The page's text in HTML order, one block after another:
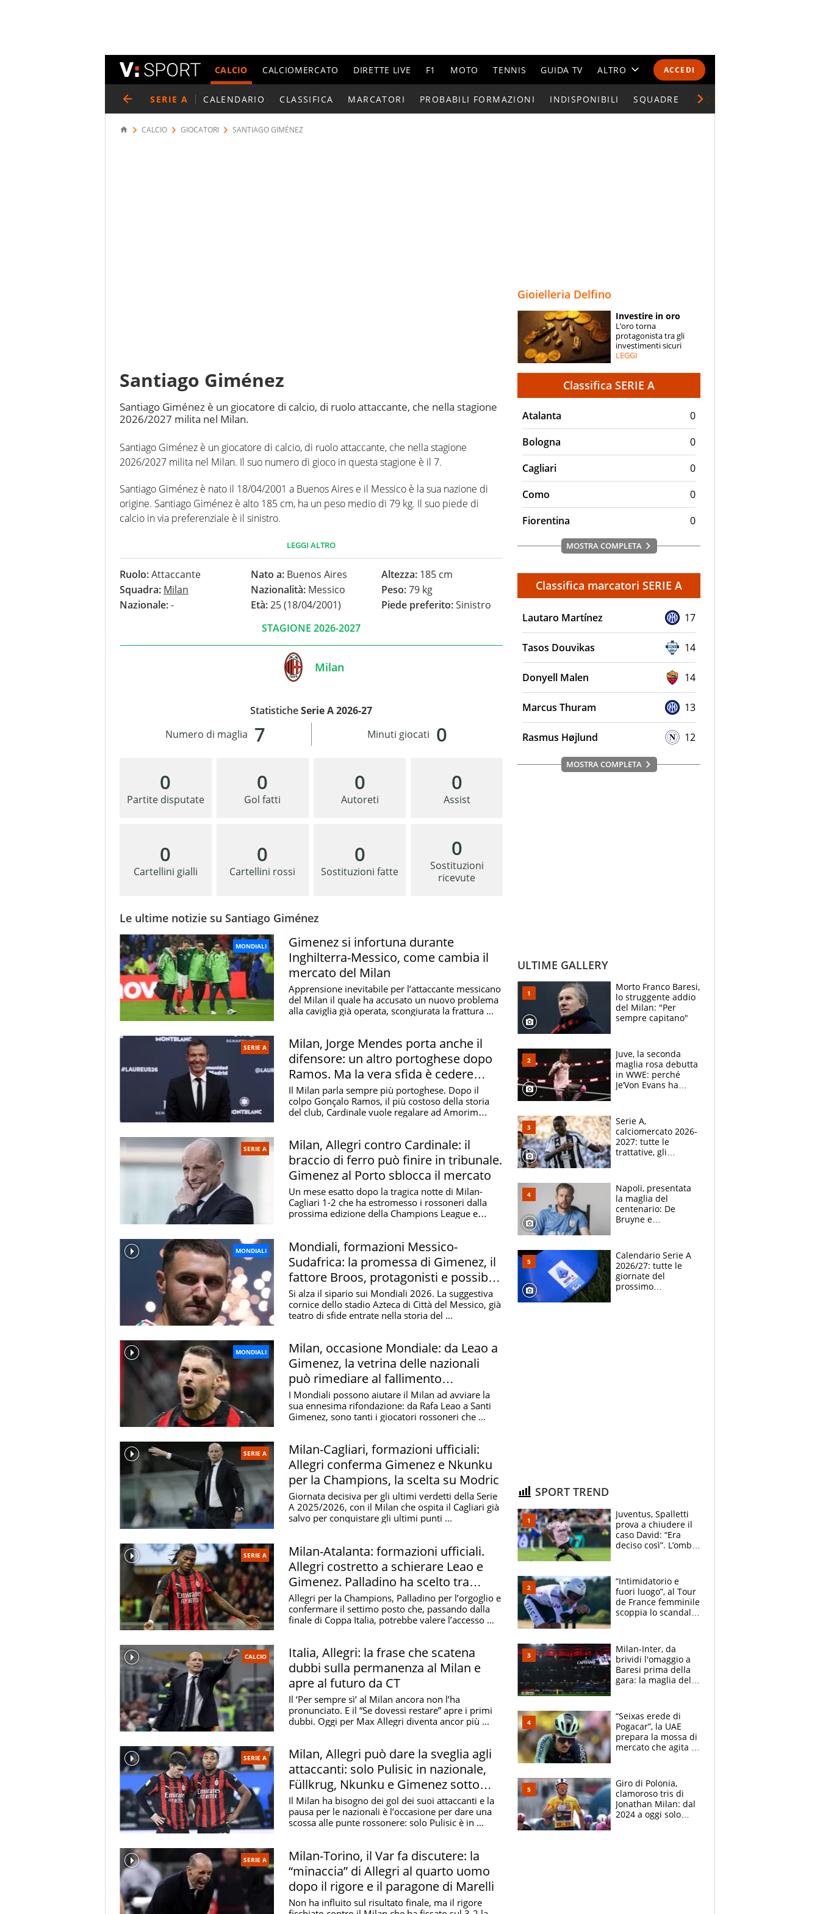
ACCEDI
CALCIO CALCIOMERCATO DIRETTE LIVE F1 MOTO TENNIS GUIDA TV ALTRO
CALENDARI E CLASSIFICHE
ESPERTI
CONTATTI
SERIE A CALENDARIO CLASSIFICA MARCATORI PROBABILI FORMAZIONI INDISPONIBILI SQUADRE GIOCATORI SERIE A
CALCIO GIOCATORI SANTIAGO GIMÉNEZ
Santiago Giménez
Santiago Giménez è un giocatore di calcio, di ruolo attaccante, che nella stagione
2026/2027 milita nel Milan.
Santiago Giménez è un giocatore di calcio, di ruolo attaccante, che nella stagione
2026/2027 milita nel Milan. Il suo numero di gioco in questa stagione è il 7.
Santiago Giménez è nato il 18/04/2001 a Buenos Aires e il Messico è la sua nazione di
origine. Santiago Giménez è alto 185 cm, ha un peso medio di 79 kg. Il suo piede di
calcio in via preferenziale è il sinistro.
In questa stagione ha disputato nel campionato Serie A 0 partite e non ha segnato
nessun gol.
LEGGI ALTRO
Ruolo:Attaccante
Squadra: Milan
Nazionale:-
Nato a:Buenos Aires
Nazionalità:Messico
Età:25 (18/04/2001)
Altezza: 185 cm
Peso:79 kg
Piede preferito:Sinistro
STAGIONE 2026-2027
Milan
StatisticheSerie A 2026-27
7
Numero di maglia 0
Minuti giocati
0
Partite disputate
0
Gol fatti
0
Autoreti
0
Assist
0
Cartellini gialli
0
Cartellini rossi
0
Sostituzioni fatte
0
Sostituzioni
ricevute
Le ultime notizie su Santiago Giménez
MONDIALI
Gimenez si infortuna durante
Inghilterra-Messico, come cambia il
mercato del Milan
Apprensione inevitabile per l’attaccante messicano
del Milan il quale ha accusato un nuovo problema
alla caviglia già operata, scongiurata la frattura ...
SERIE A
Milan, Jorge Mendes porta anche il
difensore: un altro portoghese dopo
Ramos. Ma la vera sfida è cedere
Gimenez e Leao
Il Milan parla sempre più portoghese. Dopo il
colpo Gonçalo Ramos, il più costoso della storia
del club, Cardinale vuole regalare ad Amorim
SERIE A
Milan, Allegri contro Cardinale: il
braccio di ferro può finire in tribunale.
Gimenez al Porto sblocca il mercato
Un mese esatto dopo la tragica notte di Milan-
Cagliari 1-2 che ha estromesso i rossoneri dalla
prossima edizione della Champions League e
MONDIALI
Mondiali, formazioni Messico-
Sudafrica: la promessa di Gimenez, il
fattore Broos, protagonisti e possibili
sorprese
Si alza il sipario sui Mondiali 2026. La suggestiva
cornice dello stadio Azteca di Città del Messico, già
teatro di sfide entrate nella storia del ...
MONDIALI
Milan, occasione Mondiale: da Leao a
Gimenez, la vetrina delle nazionali
può rimediare al fallimento
Champions
I Mondiali possono aiutare il Milan ad avviare la
sua ennesima rifondazione: da Rafa Leao a Santi
Gimenez, sono tanti i giocatori rossoneri che ...
SERIE A
Milan-Cagliari, formazioni ufficiali:
Allegri conferma Gimenez e Nkunku
per la Champions, la scelta su Modric
Giornata decisiva per gli ultimi verdetti della Serie
A 2025/2026, con il Milan che ospita il Cagliari già
salvo per conquistare gli ultimi punti ...
SERIE A
Milan-Atalanta: formazioni ufficiali.
Allegri costretto a schierare Leao e
Gimenez. Palladino ha scelto tra
Krstovic e Scamacca
Allegri per la Champions, Palladino per l’orgoglio e
confermare il settimo posto che, passando dalla
finale di Coppa Italia, potrebbe valere l’accesso ...
CALCIO
Italia, Allegri: la frase che scatena
dubbi sulla permanenza al Milan e
apre al futuro da CT
Il ‘Per sempre sì’ al Milan ancora non l’ha
pronunciato. E il “Se dovessi restare” apre i primi
dubbi. Oggi per Max Allegri diventa ancor più ...
SERIE A
Milan, Allegri può dare la sveglia agli
attaccanti: solo Pulisic in nazionale,
Füllkrug, Nkunku e Gimenez sotto
esame
Il Milan ha bisogno dei gol dei suoi attaccanti e la
pausa per le nazionali è l’occasione per dare una
scossa alle punte rossonere: solo Pulisic è in ...
SERIE A
Milan-Torino, il Var fa discutere: la
“minaccia” di Allegri al quarto uomo
dopo il rigore e il paragone di Marelli
Non ha influito sul risultato finale, ma il rigore
Gioielleria Delfino
Investire in oro
L’oro torna
protagonista tra gli
investimenti sicuri
LEGGI
Classifica SERIE A
Atalanta
0
Bologna
0
Cagliari
0
Como
0
Fiorentina
0
MOSTRA COMPLETA
Classifica marcatori SERIE A
Lautaro Martínez 17
Tasos Douvikas 14
Donyell Malen 14
Marcus Thuram 13
Rasmus Højlund 12
MOSTRA COMPLETA
ULTIME GALLERY
Morto Franco Baresi,
lo struggente addio
del Milan: "Per
sempre capitano"
Juve, la seconda
maglia rosa debutta
in WWE: perché
Je’Von Evans ha
Serie A,
calciomercato 2026-
2027: tutte le
trattative, gli
colpi delle big
Napoli, presentata
la maglia del
centenario: De
Bruyne e
nuova divisa home
2026-2027
Calendario Serie A
2026/27: tutte le
giornate del
prossimo
SPORT TREND
Juventus, Spalletti
prova a chiudere il
caso David: “Era
deciso così”. L’ombra
“Intimidatorio e
fuori luogo”, al Tour
de France femminile
scoppia lo scandalo:
atlete
Milan-Inter, da
brividi l'omaggio a
Baresi prima della
gara: la maglia del
“Seixas erede di
Pogacar”, la UAE
prepara la mossa di
mercato che agita la
a Burgos
Giro di Polonia,
clamoroso tris di
Jonathan Milan: dal
2024 a oggi solo